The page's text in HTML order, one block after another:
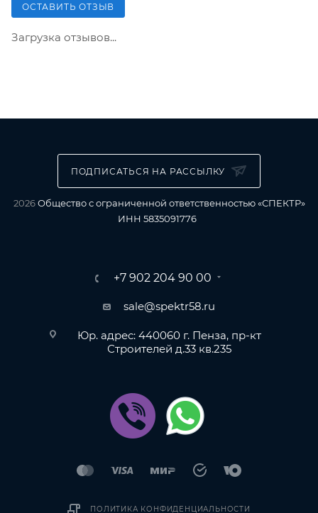
ОСТАВИТЬ ОТЗЫВ
Загрузка отзывов...
ПОДПИСАТЬСЯ НА РАССЫЛКУ
2026Общество с ограниченной ответственностью «СПЕКТР»
ИНН 5835091776
+7 902 204 90 00
sale@spektr58.ru
Юр. адрес: 440060 г. Пенза, пр-кт
Строителей д.33 кв.235
ПОЛИТИКА КОНФИДЕНЦИАЛЬНОСТИ